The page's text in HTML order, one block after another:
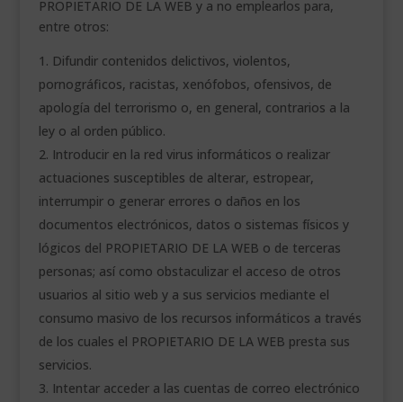
PROPIETARIO DE LA WEB y a no emplearlos para,
entre otros:
Difundir contenidos delictivos, violentos,
pornográficos, racistas, xenófobos, ofensivos, de
apología del terrorismo o, en general, contrarios a la
ley o al orden público.
Introducir en la red virus informáticos o realizar
actuaciones susceptibles de alterar, estropear,
interrumpir o generar errores o daños en los
documentos electrónicos, datos o sistemas físicos y
lógicos del PROPIETARIO DE LA WEB o de terceras
personas; así como obstaculizar el acceso de otros
usuarios al sitio web y a sus servicios mediante el
consumo masivo de los recursos informáticos a través
de los cuales el PROPIETARIO DE LA WEB presta sus
servicios.
Intentar acceder a las cuentas de correo electrónico